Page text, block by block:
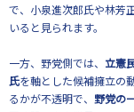
で、小泉進次郎氏や林芳
いると見られます。
一方、野党側では、 立憲
氏を軸とした候補擁立の
るかが不透明で、 野党の